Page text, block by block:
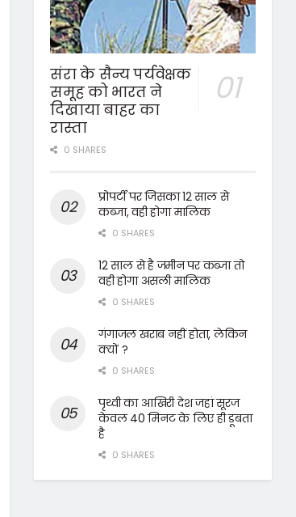
संरा के सैन्य पर्यवेक्षक
समूह को भारत ने
दिखाया बाहर का
रास्ता
0 SHARES
प्रोपर्टी पर जिसका 12 साल से
कब्जा, वही होगा मालिक
0 SHARES
12 साल से है जमीन पर कब्जा तो
वही होगा असली मालिक
0 SHARES
गंगाजल खराब नहीं होता, लेकिन
क्यों ?
0 SHARES
पृथ्वी का आखिरी देश जहां सूरज
केवल 40 मिनट के लिए ही डूबता
है
0 SHARES